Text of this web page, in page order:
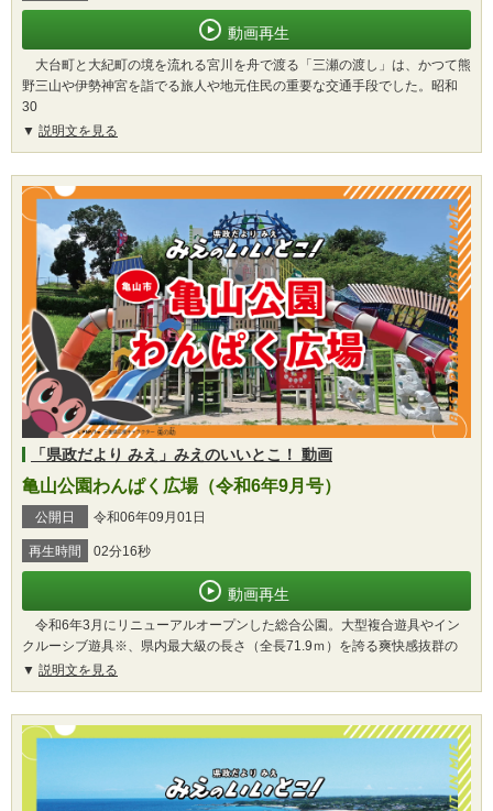
動画再生
大台町と大紀町の境を流れる宮川を舟で渡る「三瀬の渡し」は、かつて熊
野三山や伊勢神宮を詣でる旅人や地元住民の重要な交通手段でした。昭和
30
説明文を見る
「県政だより みえ」みえのいいとこ！ 動画
亀山公園わんぱく広場（令和6年9月号）
公開日 令和06年09月01日
再生時間 02分16秒
動画再生
令和6年3月にリニューアルオープンした総合公園。大型複合遊具やイン
クルーシブ遊具※、県内最大級の長さ（全長71.9ｍ）を誇る爽快感抜群の
説明文を見る